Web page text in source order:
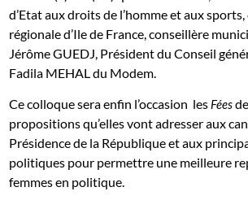
d’Etat aux droits de l’homme et aux
régionale d’Ile de France, conseillère
Jérôme GUEDJ, Président du Conseil
Fadila MEHAL du Modem.
Ce colloque sera enfin l’occasion les Fées
propositions qu’elles vont adresser aux
Présidence de la République et aux
politiques pour permettre une meilleure
femmes en politique.